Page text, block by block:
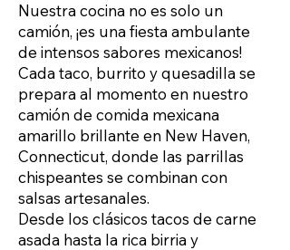
Nuestra cocina no es solo un
camión, ¡es una fiesta ambulante
de intensos sabores mexicanos!
Cada taco, burrito y quesadilla se
prepara al momento en nuestro
camión de comida mexicana
amarillo brillante en New Haven,
Connecticut, donde las parrillas
chispeantes se combinan con
salsas artesanales.
Desde los clásicos tacos de carne
asada hasta la rica birria y